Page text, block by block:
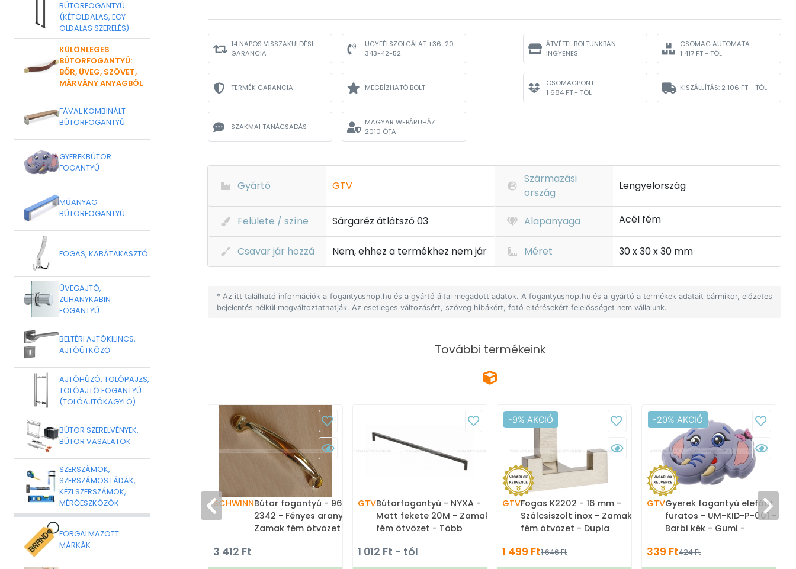
BÚTORFOGANTYÚ
(KÉTOLDALAS, EGY
OLDALAS SZERELÉS)
KÜLÖNLEGES
BÚTORFOGANTYÚ:
BŐR, ÜVEG, SZÖVET,
MÁRVÁNY ANYAGBÓL
FÁVAL KOMBINÁLT
BÚTORFOGANTYÚ
GYEREKBÚTOR
FOGANTYÚ
MŰANYAG
BÚTORFOGANTYÚ
FOGAS, KABÁTAKASZTÓ
ÜVEGAJTÓ,
ZUHANYKABIN
FOGANTYÚ
BELTÉRI AJTÓKILINCS,
AJTÓÜTKÖZŐ
AJTÓHÚZÓ, TOLÓPAJZS,
TOLÓAJTÓ FOGANTYÚ
(TOLÓAJTÓKAGYLÓ)
BÚTOR SZERELVÉNYEK,
BÚTOR VASALATOK
SZERSZÁMOK,
SZERSZÁMOS LÁDÁK,
KÉZI SZERSZÁMOK,
MÉRŐESZKÖZÖK
FORGALMAZOTT
MÁRKÁK
14 NAPOS VISSZAKÜLDÉSI
GARANCIA
ÜGYFÉLSZOLGÁLAT +36-20-
343-42-52
TERMÉK GARANCIA MEGBÍZHATÓ BOLT
SZAKMAI TANÁCSADÁS
MAGYAR WEBÁRUHÁZ
2010 ÓTA
ÁTVÉTEL BOLTUNKBAN:
INGYENES
CSOMAG AUTOMATA:
1 417 FT - TÓL
CSOMAGPONT:
1 684 FT - TÓL
KISZÁLLÍTÁS: 2 106 FT - TÓL
Gyártó GTV
Származási
ország
Lengyelország
Felülete / színe Sárgaréz átlátszó 03 Alapanyaga Acél fém
Csavar jár hozzá Nem, ehhez a termékhez nem jár Méret 30 x 30 x 30 mm
* Az itt található információk a fogantyushop.hu és a gyártó által megadott adatok. A fogantyushop.hu és a gyártó a termékek adatait bármikor, előzetes
bejelentés nélkül megváltoztathatják. Az esetleges változásért, szöveg hibákért, fotó eltérésekért felelősséget nem vállalunk.
További termékeink
SCHWINNBútor fogantyú - 96 mm -
2342 - Fényes arany -
Zamak fém ötvözet - Egy
3 412 Ft
GTVBútorfogantyú - NYXA -
Matt fekete 20M - Zamak
fém ötvözet - Több
fém bútorfogantyú
1 012 Ft - tól
-9% AKCIÓ
GTVFogas K2202 - 16 mm -
Szálcsiszolt inox - Zamak
fém ötvözet - Dupla
1 499 Ft1 646 Ft
-20% AKCIÓ
GTVGyerek fogantyú elefánt - 1
furatos - UM-KID-P-001 -
Barbi kék - Gumi -
gyerekbútor fogantyú
339 Ft424 Ft